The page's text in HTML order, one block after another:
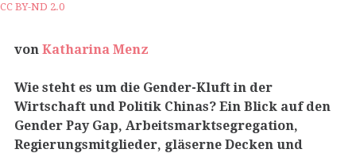
CC BY-ND 2.0
von Katharina Menz
Wie steht es um die Gender-Kluft in der
Wirtschaft und Politik Chinas? Ein Blick auf den
Gender Pay Gap, Arbeitsmarktsegregation,
Regierungsmitglieder, gläserne Decken und